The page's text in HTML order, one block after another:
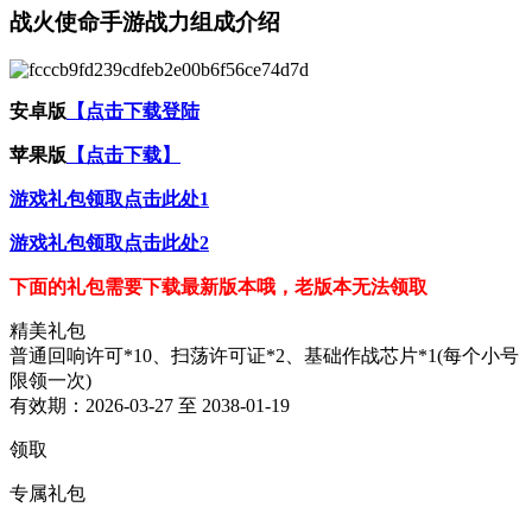
战火使命手游战力组成介绍
安卓版 【点击下载登陆
苹果版 【点击下载】
游戏礼包领取点击此处1
游戏礼包领取点击此处2
下面的礼包需要下载最新版本哦，老版本无法领取
精美礼包
普通回响许可*10、扫荡许可证*2、基础作战芯片*1(每个小号
限领一次)
有效期：2026-03-27 至 2038-01-19
领取
专属礼包